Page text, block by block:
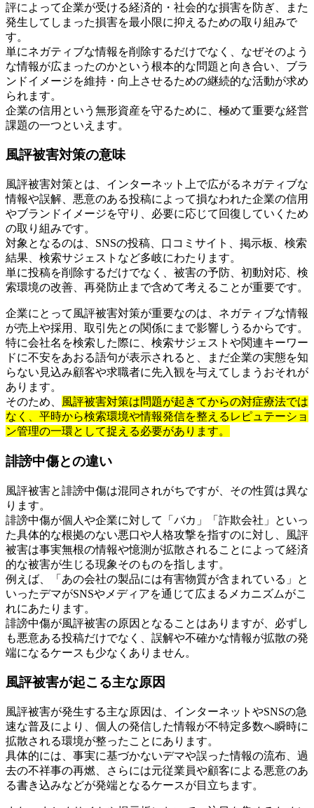
評によって企業が受ける経済的・社会的な損害を防ぎ、また
発生してしまった損害を最小限に抑えるための取り組みで
す。
単にネガティブな情報を削除するだけでなく、なぜそのよう
な情報が広まったのかという根本的な問題と向き合い、ブラ
ンドイメージを維持・向上させるための継続的な活動が求め
られます。
企業の信用という無形資産を守るために、極めて重要な経営
課題の一つといえます。
風評被害対策の意味
風評被害対策とは、インターネット上で広がるネガティブな
情報や誤解、悪意のある投稿によって損なわれた企業の信用
やブランドイメージを守り、必要に応じて回復していくため
の取り組みです。
対象となるのは、SNSの投稿、口コミサイト、掲示板、検索
結果、検索サジェストなど多岐にわたります。
単に投稿を削除するだけでなく、被害の予防、初動対応、検
索環境の改善、再発防止まで含めて考えることが重要です。
企業にとって風評被害対策が重要なのは、ネガティブな情報
が売上や採用、取引先との関係にまで影響しうるからです。
特に会社名を検索した際に、検索サジェストや関連キーワー
ドに不安をあおる語句が表示されると、まだ企業の実態を知
らない見込み顧客や求職者に先入観を与えてしまうおそれが
あります。
そのため、
風評被害対策は問題が起きてからの対症療法では
なく、平時から検索環境や情報発信を整えるレピュテーショ
ン管理の一環として捉える必要があります。
誹謗中傷との違い
風評被害と誹謗中傷は混同されがちですが、その性質は異な
ります。
誹謗中傷が個人や企業に対して「バカ」「詐欺会社」といっ
た具体的な根拠のない悪口や人格攻撃を指すのに対し、風評
被害は事実無根の情報や憶測が拡散されることによって経済
的な被害が生じる現象そのものを指します。
例えば、「あの会社の製品には有害物質が含まれている」と
いったデマがSNSやメディアを通じて広まるメカニズムがこ
れにあたります。
誹謗中傷が風評被害の原因となることはありますが、必ずし
も悪意ある投稿だけでなく、誤解や不確かな情報が拡散の発
端になるケースも少なくありません。
風評被害が起こる主な原因
風評被害が発生する主な原因は、インターネットやSNSの急
速な普及により、個人の発信した情報が不特定多数へ瞬時に
拡散される環境が整ったことにあります。
具体的には、事実に基づかないデマや誤った情報の流布、過
去の不祥事の再燃、さらには元従業員や顧客による悪意のあ
る書き込みなどが発端となるケースが目立ちます。